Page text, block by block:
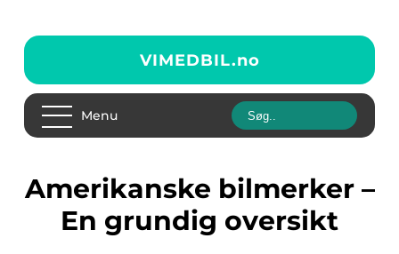
VIMEDBIL.no
Menu
Amerikanske bilmerker –
En grundig oversikt